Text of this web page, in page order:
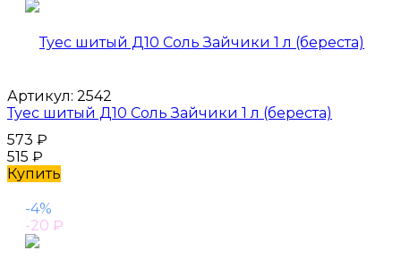
Артикул: 2542
Туес шитый Д10 Соль Зайчики 1 л (береста)
573 ₽
515 ₽
Купить
-4%
-20 ₽